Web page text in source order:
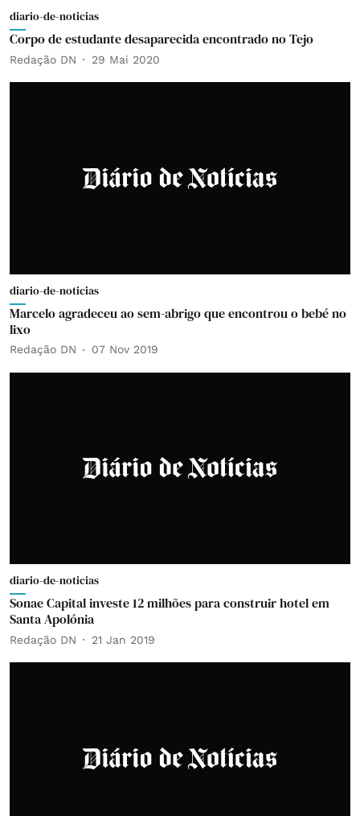
diario-de-noticias
Corpo de estudante desaparecida encontrado no Tejo
Redação DN 29 Mai 2020
diario-de-noticias
Marcelo agradeceu ao sem-abrigo que encontrou o bebé no
lixo
Redação DN 07 Nov 2019
diario-de-noticias
Sonae Capital investe 12 milhões para construir hotel em
Santa Apolónia
Redação DN 21 Jan 2019